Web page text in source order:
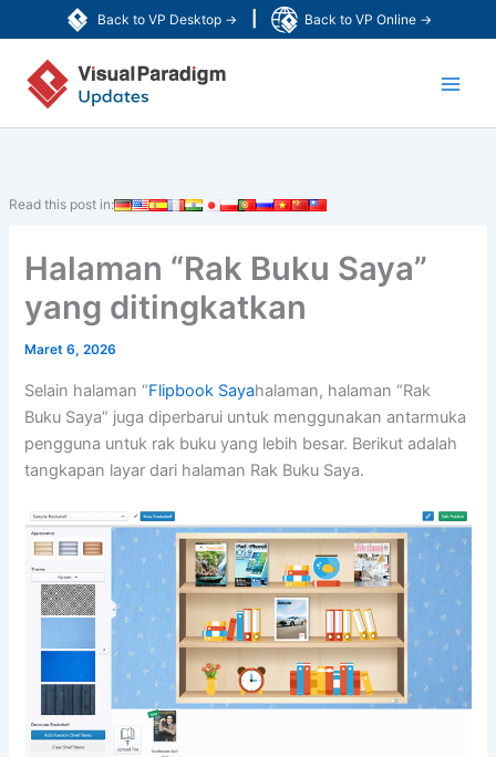
Back to VP Desktop → Back to VP Online →
ke
konten
Read this post in:
Halaman “Rak Buku Saya”
yang ditingkatkan
Maret 6, 2026
Selain halaman “Flipbook Sayahalaman, halaman “Rak
Buku Saya” juga diperbarui untuk menggunakan antarmuka
pengguna untuk rak buku yang lebih besar. Berikut adalah
tangkapan layar dari halaman Rak Buku Saya.